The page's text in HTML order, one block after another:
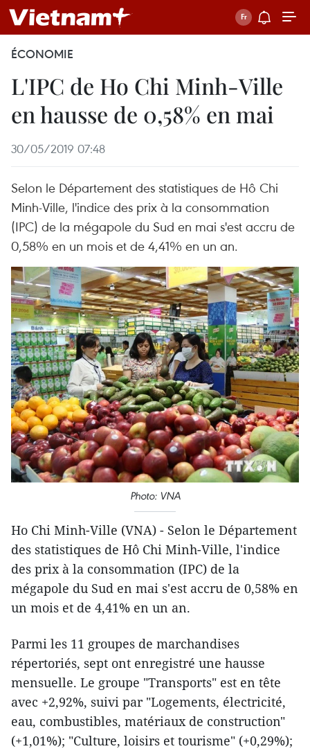
ÉCONOMIE
L'IPC de Ho Chi Minh-Ville
en hausse de 0,58% en mai
30/05/2019 07:48
Selon le Département des statistiques de Hô Chi
Minh-Ville, l'indice des prix à la consommation
(IPC) de la mégapole du Sud en mai s'est accru de
0,58% en un mois et de 4,41% en un an.
Photo: VNA
Ho Chi Minh-Ville (VNA) - Selon le Département
des statistiques de Hô Chi Minh-Ville, l'indice
des prix à la consommation (IPC) de la
mégapole du Sud en mai s'est accru de 0,58% en
un mois et de 4,41% en un an.
Parmi les 11 groupes de marchandises
répertoriés, sept ont enregistré une hausse
mensuelle. Le groupe "Transports" est en tête
avec +2,92%, suivi par "Logements, électricité,
eau, combustibles, matériaux de construction"
(+1,01%); "Culture, loisirs et tourisme" (+0,29%);